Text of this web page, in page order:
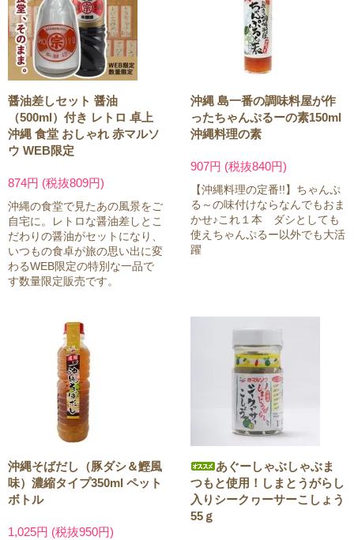
醤油差しセット 醤油
（500ml）付き レトロ 卓上
沖縄 食堂 おしゃれ 赤マルソ
ウ WEB限定
874円 (税抜809円)
沖縄の食堂で見たあの風景をご
自宅に。レトロな醤油差しとこ
だわりの醤油がセットになり、
いつもの食卓が旅の思い出に変
わるWEB限定の特別な一品で
す数量限定販売です。
沖縄 島一番の調味料屋が作
ったちゃんぷるーの素150ml
沖縄料理の素
907円 (税抜840円)
【沖縄料理の定番!!】ちゃんぷ
る～の味付けならなんでもおま
かせ♪これ１本 ダシとしても
使えちゃんぷるー以外でも大活
躍
沖縄そばだし（豚ダシ＆鰹風
味）濃縮タイプ350ml ペット
ボトル
1,025円 (税抜950円)
あぐーしゃぶしゃぶま
つもと使用！しまとうがらし
入りシークヮーサーこしょう
55ｇ